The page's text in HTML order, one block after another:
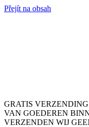
Přejít na obsah
GRATIS
VAN GOEDEREN
VERZENDEN WIJ